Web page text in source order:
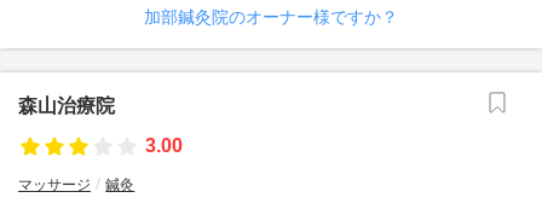
加部鍼灸院のオーナー様ですか？
森山治療院
3.00
マッサージ 鍼灸